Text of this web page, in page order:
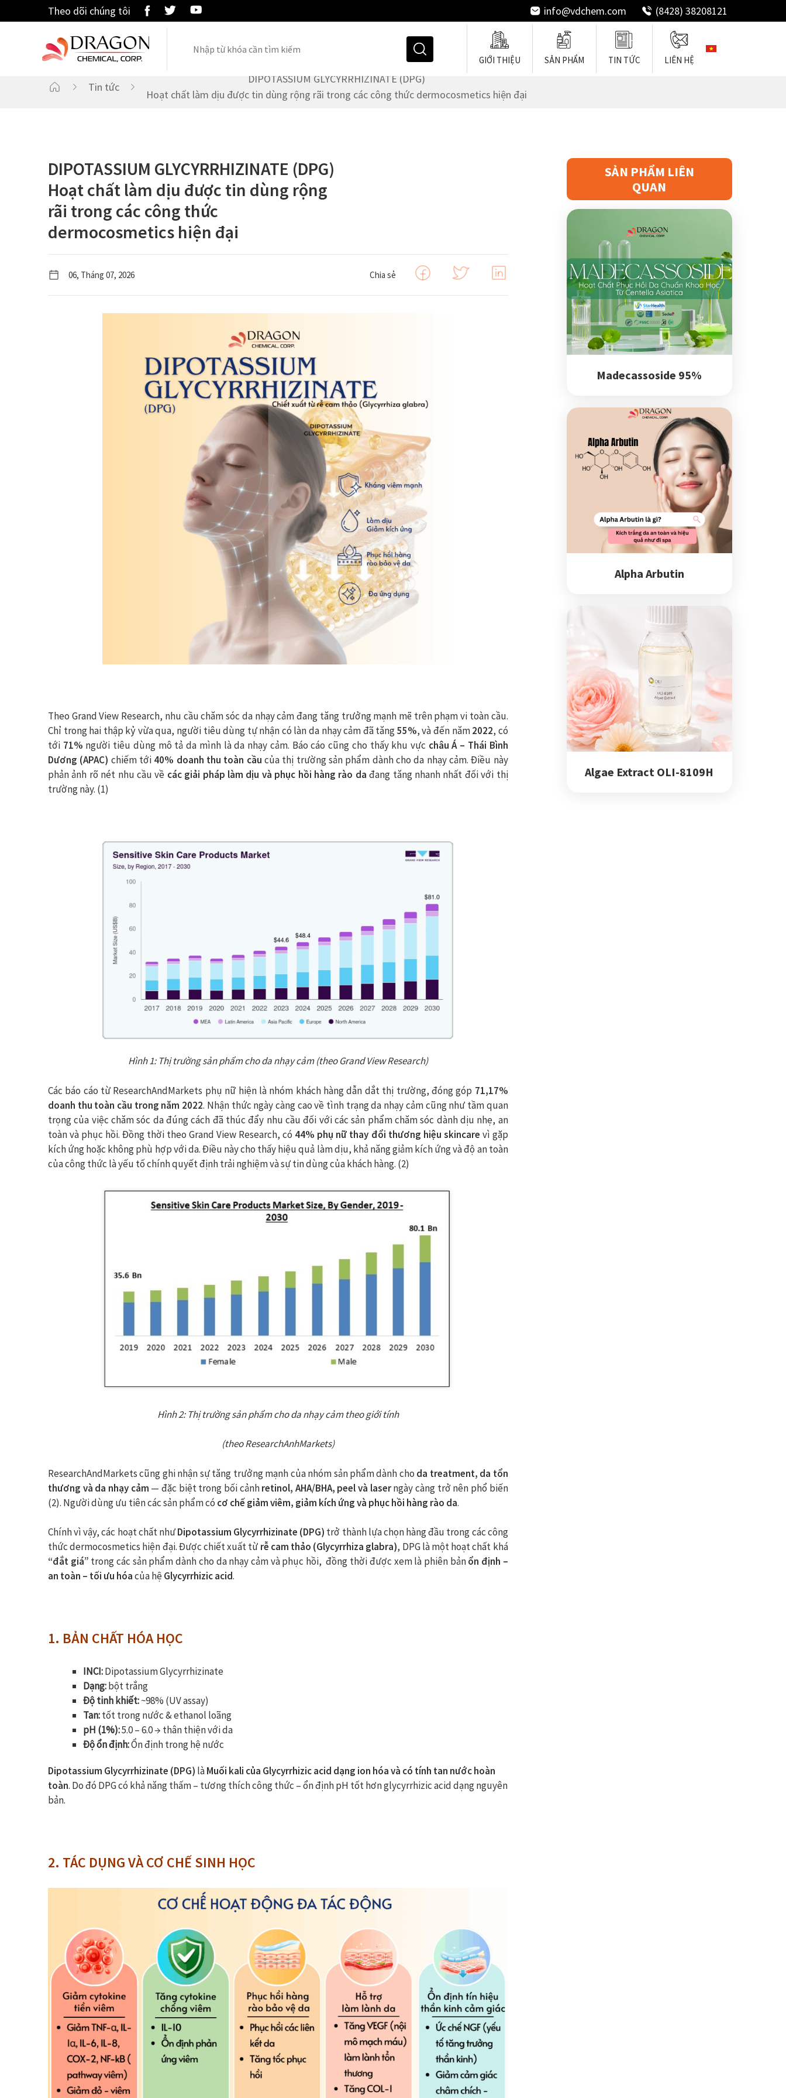
Theo dõi chúng tôi info@vdchem.com (8428) 38208121
GIỚI THIỆU SẢN PHẨM
CHĂM SÓC TÓC
CHĂM SÓC DA
HƯƠNG LIỆU
Chất Tẩy Rửa
Chất Tạo Nền
Chất Bảo Quản Các Hoạt Chất Đặc Trưng Cho Tóc
TIN TỨC LIÊN HỆ
Tin tức
DIPOTASSIUM GLYCYRRHIZINATE (DPG)
Hoạt chất làm dịu được tin dùng rộng rãi trong các công thức dermocosmetics hiện đại
DIPOTASSIUM GLYCYRRHIZINATE (DPG)
Hoạt chất làm dịu được tin dùng rộng
rãi trong các công thức
dermocosmetics hiện đại
06, Tháng 07, 2026 Chia sẻ
Theo Grand View Research, nhu cầu chăm sóc da nhạy cảm đang tăng trưởng mạnh mẽ trên phạm vi toàn cầu.
Chỉ trong hai thập kỷ vừa qua, người tiêu dùng tự nhận có làn da nhạy cảm đã tăng55%, và đến năm2022, có
tới 71% người tiêu dùng mô tả da mình là da nhạy cảm. Báo cáo cũng cho thấy khu vực châu Á – Thái Bình
Dương (APAC) chiếm tới 40% doanh thu toàn cầu của thị trường sản phẩm dành cho da nhạy cảm. Điều này
phản ảnh rõ nét nhu cầu về các giải pháp làm dịu và phục hồi hàng rào da đang tăng nhanh nhất đối với thị
trường này. (1)
Hình 1: Thị trường sản phẩm cho da nhạy cảm (theo Grand View Research)
Các báo cáo từ ResearchAndMarkets phụ nữ hiện là nhóm khách hàng dẫn dắt thị trường, đóng góp 71,17%
doanh thu toàn cầu trong năm 2022. Nhận thức ngày càng cao về tình trạng da nhạy cảm cũng như tầm quan
trọng của việc chăm sóc da đúng cách đã thúc đẩy nhu cầu đối với các sản phẩm chăm sóc dành dịu nhẹ, an
toàn và phục hồi. Đồng thời theo Grand View Research, có 44% phụ nữ thay đổi thương hiệu skincare vì gặp
kích ứng hoặc không phù hợp với da. Điều này cho thấy hiệu quả làm dịu, khả năng giảm kích ứng và độ an toàn
của công thức là yếu tố chính quyết định trải nghiệm và sự tin dùng của khách hàng. (2)
Hình 2: Thị trường sản phẩm cho da nhạy cảm theo giới tính
(theo ResearchAnhMarkets)
ResearchAndMarkets cũng ghi nhận sự tăng trưởng mạnh của nhóm sản phẩm dành cho da treatment, da tổn
thương và da nhạy cảm — đặc biệt trong bối cảnhretinol, AHA/BHA, peel và laserngày càng trở nên phổ biến
(2). Người dùng ưu tiên các sản phẩm có cơ chế giảm viêm, giảm kích ứng và phục hồi hàng rào da.
Chính vì vậy, các hoạt chất nhưDipotassium Glycyrrhizinate (DPG) trở thành lựa chọn hàng đầu trong các công
thức dermocosmetics hiện đại. Được chiết xuất từ rễ cam thảo (Glycyrrhiza glabra), DPG là một hoạt chất khá
“đắt giá” trong các sản phẩm dành cho da nhạy cảm và phục hồi, đồng thời được xem là phiên bảnổn định –
an toàn – tối ưu hóacủa hệGlycyrrhizic acid.
1. BẢN CHẤT HÓA HỌC
INCI:Dipotassium Glycyrrhizinate
Dạng:bột trắng
Độ tinh khiết:~98% (UV assay)
Tan:tốt trong nước & ethanol loãng
pH (1%):5.0 – 6.0 → thân thiện với da
Độ ổn định:Ổn định trong hệ nước
Dipotassium Glycyrrhizinate (DPG) làMuối kali của Glycyrrhizic acid dạng ion hóa và có tính tan nước hoàn
toàn. Do đó DPG có khả năng thấm – tương thích công thức – ổn định pH tốt hơn glycyrrhizic acid dạng nguyên
bản.
2. TÁC DỤNG VÀ CƠ CHẾ SINH HỌC
SẢN PHẨM LIÊN
QUAN
Madecassoside 95%
Alpha Arbutin
Algae Extract OLI-8109H